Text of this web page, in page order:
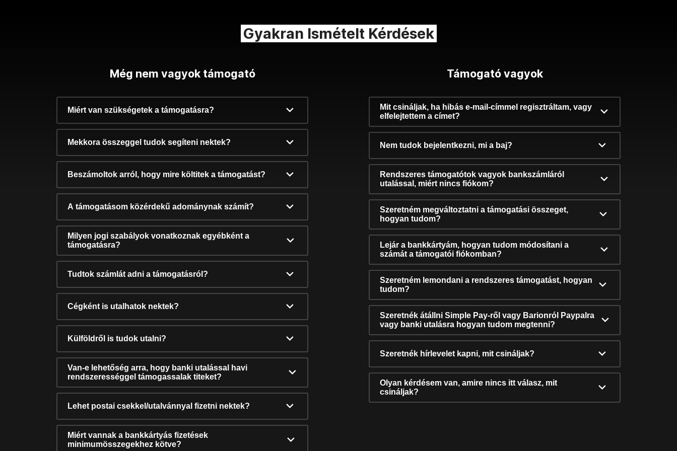
Gyakran Ismételt Kérdések
Még nem vagyok támogató
Miért van szükségetek a támogatásra?
Mekkora összeggel tudok segíteni nektek?
Beszámoltok arról, hogy mire költitek a támogatást?
A támogatásom közérdekű adománynak számít?
Milyen jogi szabályok vonatkoznak egyébként a
támogatásra?
Tudtok számlát adni a támogatásról?
Cégként is utalhatok nektek?
Külföldről is tudok utalni?
Van-e lehetőség arra, hogy banki utalással havi
rendszerességgel támogassalak titeket?
Lehet postai csekkel/utalvánnyal fizetni nektek?
Miért vannak a bankkártyás fizetések
minimumösszegekhez kötve?
Támogató vagyok
Mit csináljak, ha hibás e-mail-címmel regisztráltam, vagy
elfelejtettem a címet?
Nem tudok bejelentkezni, mi a baj?
Rendszeres támogatótok vagyok bankszámláról
utalással, miért nincs fiókom?
Szeretném megváltoztatni a támogatási összeget,
hogyan tudom?
Lejár a bankkártyám, hogyan tudom módosítani a
számát a támogatói fiókomban?
Szeretném lemondani a rendszeres támogatást, hogyan
tudom?
Szeretnék átállni Simple Pay-ről vagy Barionról Paypalra
vagy banki utalásra hogyan tudom megtenni?
Szeretnék hírlevelet kapni, mit csináljak?
Olyan kérdésem van, amire nincs itt válasz, mit
csináljak?